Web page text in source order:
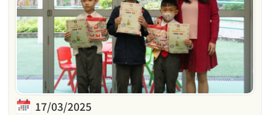
17/03/2025